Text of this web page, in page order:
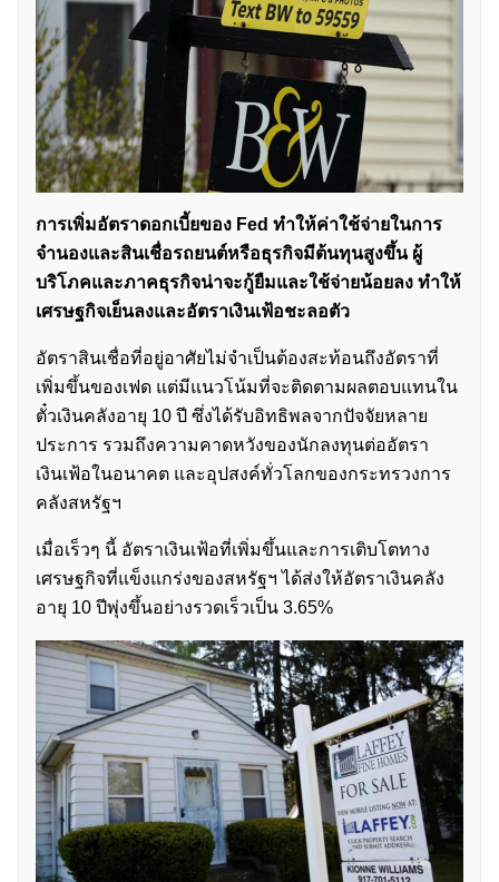
การเพิ่มอัตราดอกเบี้ยของ Fed ทำให้ค่าใช้จ่ายในการ
จำนองและสินเชื่อรถยนต์หรือธุรกิจมีต้นทุนสูงขึ้น ผู้
บริโภคและภาคธุรกิจน่าจะกู้ยืมและใช้จ่ายน้อยลง ทำให้
เศรษฐกิจเย็นลงและอัตราเงินเฟ้อชะลอตัว
อัตราสินเชื่อที่อยู่อาศัยไม่จำเป็นต้องสะท้อนถึงอัตราที่
เพิ่มขึ้นของเฟด แต่มีแนวโน้มที่จะติดตามผลตอบแทนใน
ตั๋วเงินคลังอายุ 10 ปี ซึ่งได้รับอิทธิพลจากปัจจัยหลาย
ประการ รวมถึงความคาดหวังของนักลงทุนต่ออัตรา
เงินเฟ้อในอนาคต และอุปสงค์ทั่วโลกของกระทรวงการ
คลังสหรัฐฯ
เมื่อเร็วๆ นี้ อัตราเงินเฟ้อที่เพิ่มขึ้นและการเติบโตทาง
เศรษฐกิจที่แข็งแกร่งของสหรัฐฯ ได้ส่งให้อัตราเงินคลัง
อายุ 10 ปีพุ่งขึ้นอย่างรวดเร็วเป็น 3.65%